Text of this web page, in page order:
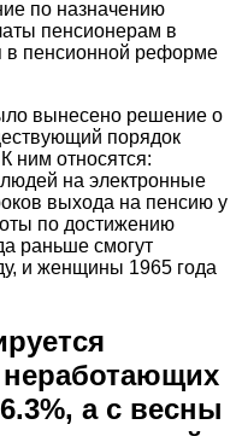
по назначению
пенсионерам в
в пенсионной реформе
вынесено решение о
порядок
ним относятся:
на электронные
выхода на пенсию у
по достижению
раньше смогут
и женщины 1965 года
а с весны